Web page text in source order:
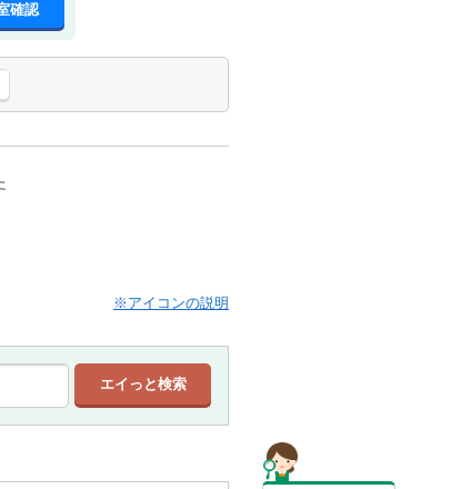
確認
※アイコンの説明